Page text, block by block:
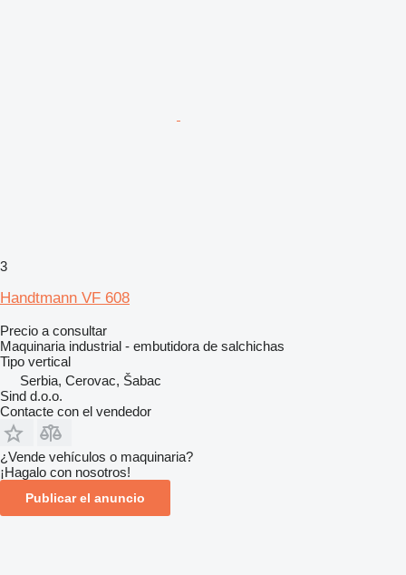
3
Handtmann VF 608
Precio a consultar
Maquinaria industrial - embutidora de salchichas
Tipo vertical
Serbia, Cerovac, Šabac
Sind d.o.o.
Contacte con el vendedor
¿Vende vehículos o maquinaria?
¡Hagalo con nosotros!
Publicar el anuncio